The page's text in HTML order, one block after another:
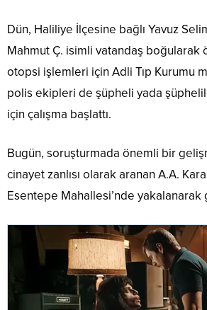
Dün, Haliliye İlçesine bağlı Yavuz
Mahmut Ç. isimli vatandaş boğularak
otopsi işlemleri için Adli Tıp Kurumu
polis ekipleri de şüpheli yada
için çalışma başlattı.
Bugün, soruşturmada önemli bir
cinayet zanlısı olarak aranan A.A.
Esentepe Mahallesi’nde yakalanarak